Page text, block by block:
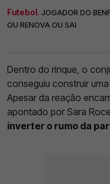
Futebol. JOGADOR DO
OU RENOVA OU SAI
Dentro do rinque, o
conseguiu construir
Apesar da reação
apontado por Sara
inverter o rumo da